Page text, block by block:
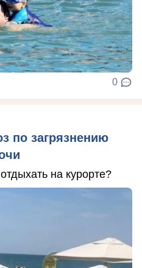
0
по загрязнению
на курорте?